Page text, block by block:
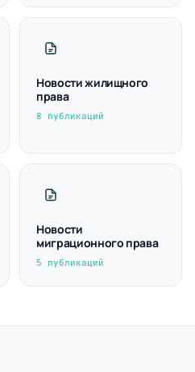
Новости жилищного
права
8 публикаций
Новости
миграционного права
5 публикаций